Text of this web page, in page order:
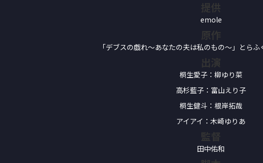
提供
emole
原作
「デブスの戯れ～あなたの夫は私のもの～」とら
出演
桐生愛子：柳ゆり菜
高杉藍子：富山えり子
桐生健斗：根岸拓哉
アイアイ：木崎ゆりあ
監督
田中佑和